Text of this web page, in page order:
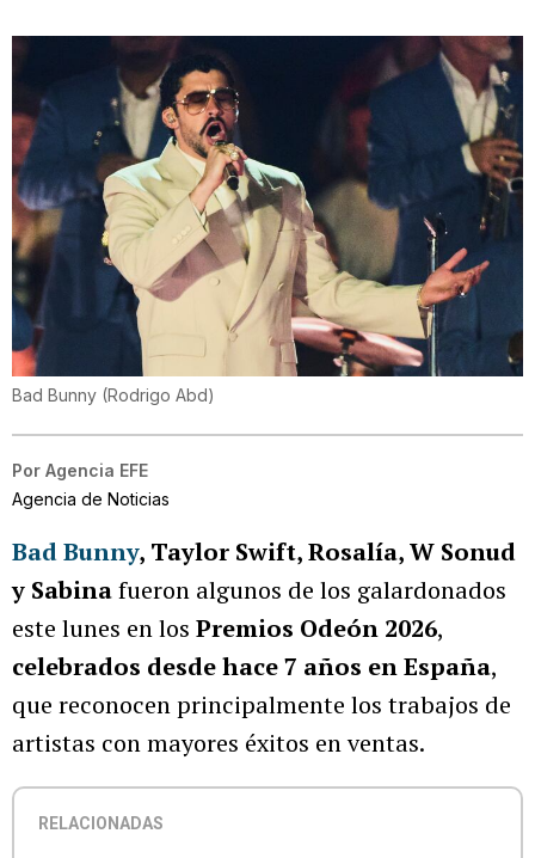
Bad Bunny (Rodrigo Abd)
Por Agencia EFE
Agencia de Noticias
Bad Bunny, Taylor Swift, Rosalía, W Sonud
y Sabinafueron algunos de los galardonados
este lunes en los Premios Odeón 2026,
celebrados desde hace 7 años en España,
que reconocen principalmente los trabajos de
artistas con mayores éxitos en ventas.
RELACIONADAS